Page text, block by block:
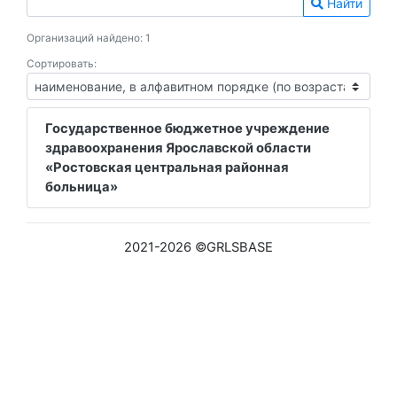
Найти
Организаций найдено: 1
Сортировать:
Государственное бюджетное учреждение
здравоохранения Ярославской области
«Ростовская центральная районная
больница»
2021-2026 ©GRLSBASE